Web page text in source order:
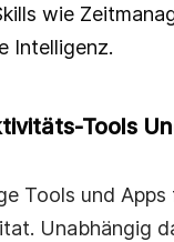
wie
Intelligenz.
Tools
Tools und Apps
Unabhängig